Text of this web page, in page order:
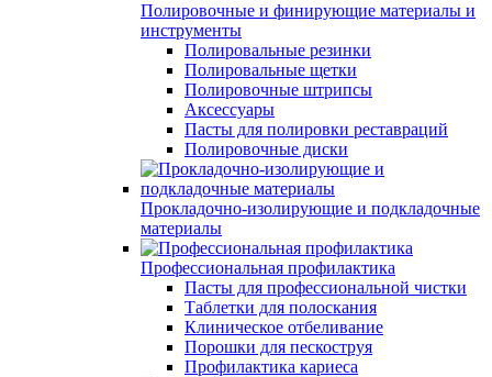
Полировочные и финирующие материалы и
инструменты
Полировальные резинки
Полировальные щетки
Полировочные штрипсы
Аксессуары
Пасты для полировки реставраций
Полировочные диски
Прокладочно-изолирующие и подкладочные
материалы
Профессиональная профилактика
Пасты для профессиональной чистки
Таблетки для полоскания
Клиническое отбеливание
Порошки для пескоструя
Профилактика кариеса